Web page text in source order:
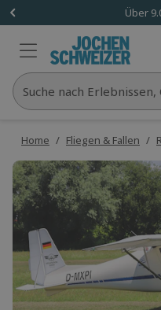
Über
Suche nach Erlebnissen,
Home / Fliegen & Fallen /